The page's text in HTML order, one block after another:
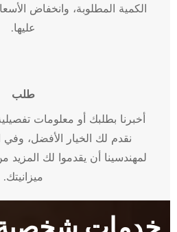
الكمية المطلوبة، وانخفاض
عليها.
طلب
أخبرنا بطلبك أو معلومات
نقدم لك الخيار الأفضل،
لمهندسينا أن يقدموا لك
ميزانيتك.